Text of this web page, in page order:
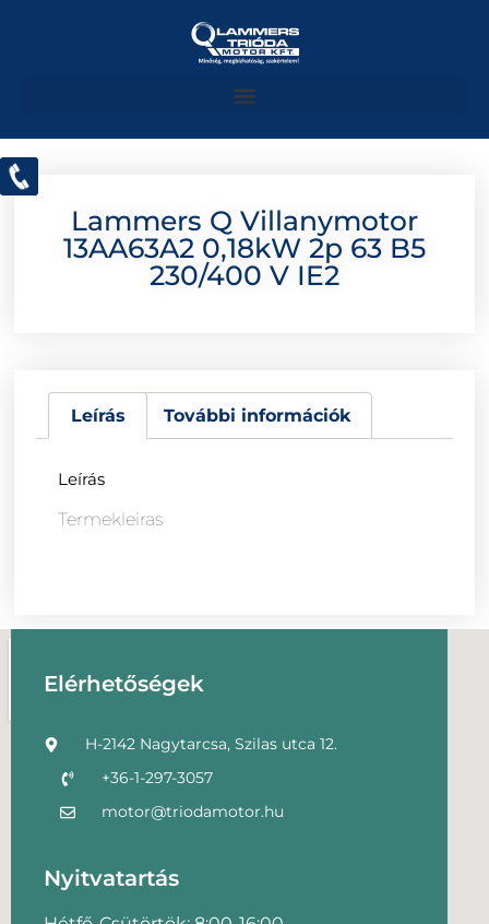
Lammers Q Villanymotor
13AA63A2 0,18kW 2p 63 B5
230/400 V IE2
Leírás További információk
Leírás
Termekleiras
Elérhetőségek
H-2142 Nagytarcsa, Szilas utca 12.
+36-1-297-3057
motor@triodamotor.hu
Nyitvatartás